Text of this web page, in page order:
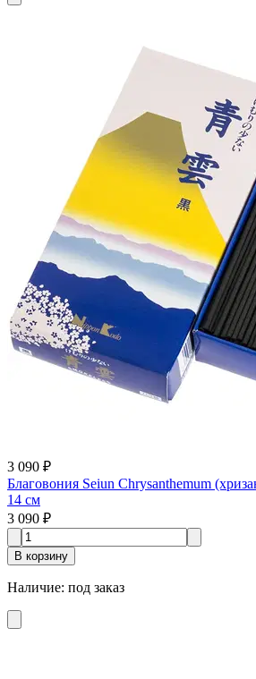
3 090 ₽
Благовония Seiun Chrysanthemum
14 см
3 090 ₽
В корзину
Наличие: под заказ